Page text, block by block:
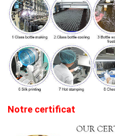
Notre certificat